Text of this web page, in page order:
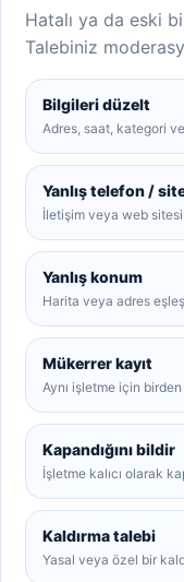
Hatalı ya da eski
Talebiniz
Bilgileri düzelt
Adres, saat, kategori
Yanlış telefon /
İletişim veya web
Yanlış konum
Harita veya adres
Mükerrer kayıt
Aynı işletme için
Kapandığını bildir
İşletme kalıcı olarak
Kaldırma talebi
Yasal veya özel bir